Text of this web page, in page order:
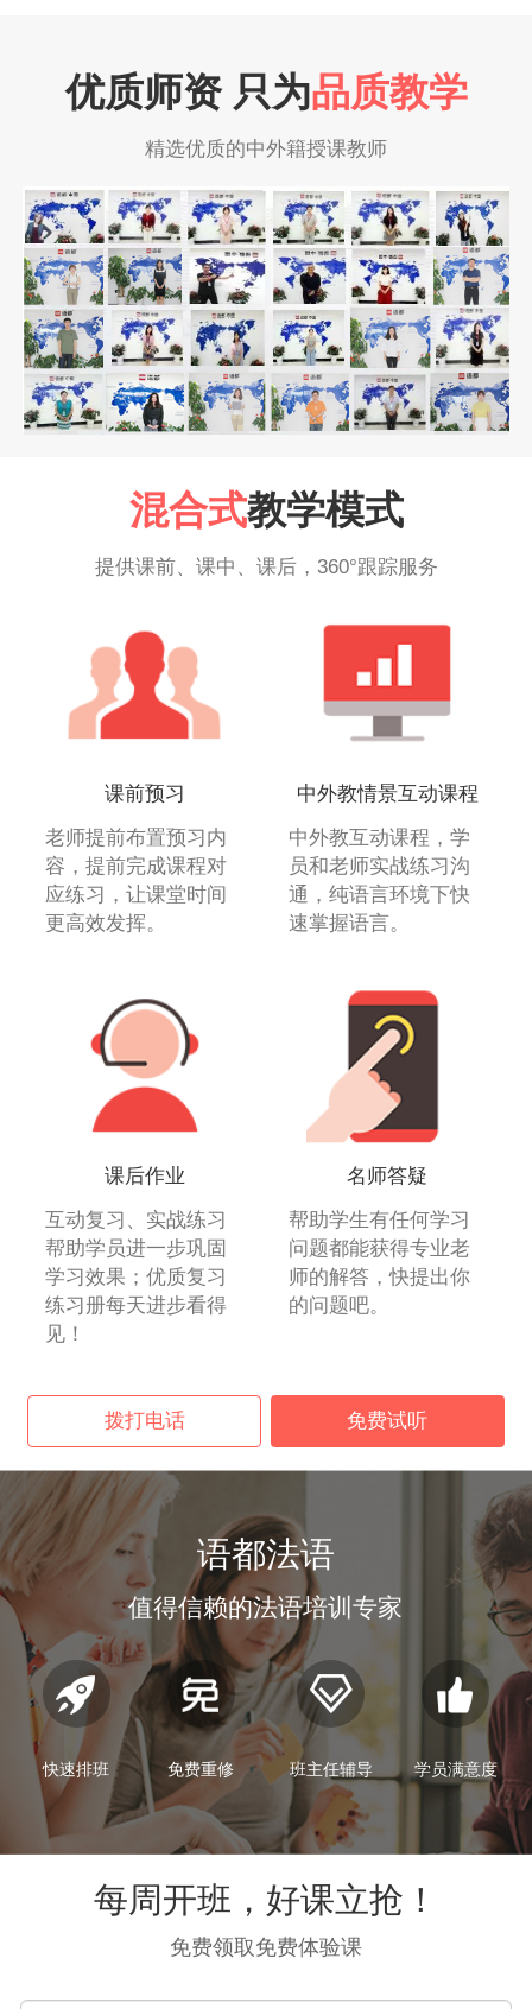
优质师资 只为品质教学
精选优质的中外籍授课教师
混合式教学模式
提供课前、课中、课后，360°跟踪服务
课前预习
老师提前布置预习内
容，提前完成课程对
应练习，让课堂时间
更高效发挥。
中外教情景互动课程
中外教互动课程，学
员和老师实战练习沟
通，纯语言环境下快
速掌握语言。
课后作业
互动复习、实战练习
帮助学员进一步巩固
学习效果；优质复习
练习册每天进步看得
见！
名师答疑
帮助学生有任何学习
问题都能获得专业老
师的解答，快提出你
的问题吧。
拨打电话 免费试听
语都法语
值得信赖的法语培训专家
快速排班 免费重修 班主任辅导 学员满意度
每周开班，好课立抢！
免费领取免费体验课